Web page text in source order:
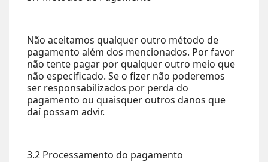
Não aceitamos qualquer outro método de
pagamento além dos mencionados. Por favor
não tente pagar por qualquer outro meio que
não especificado. Se o fizer não poderemos
ser responsabilizados por perda do
pagamento ou quaisquer outros danos que
daí possam advir.
3.2 Processamento do pagamento